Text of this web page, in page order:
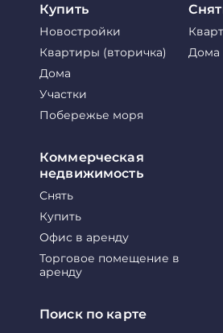
Купить
Новостройки
Квартиры (вторичка)
Дома
Участки
Побережье моря
Дома
Коммерческая
недвижимость
Снять
Купить
Офис в аренду
Торговое помещение в
аренду
Поиск по карте